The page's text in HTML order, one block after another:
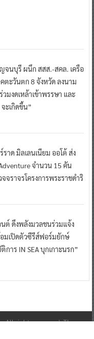
จนบุรี ผนึก สสส.-สคล. เครือ
ตะวันตก 8 จังหวัด ลงนาม
วมงดเหล้าเข้าพรรษา และ
ะเกิดขึ้น”
าด มิลเลนเนียม ออโต้ ส่ง
จำนวน 15 คัน
ราจรโครงการพระราชดำริ
ต์ ดึงพลังมวลชนร่วมแจ้ง
มเปิดตัวซีรีส์ฟอร์มยักษ์
การ IN SEA บุกเกาะนรก”
. All rights reserved. Theme: